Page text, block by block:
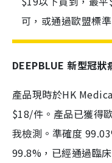
可，或通過歐盟標
DEEPBLUE 新型冠
產品現時於HK
$18/件。產品已獲得
我檢測。準確度
99.8%，已經通過臨